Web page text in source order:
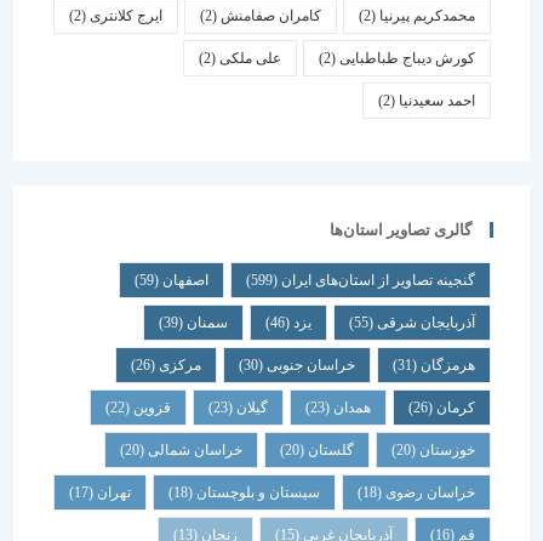
محمدکریم پیرنیا (2) کامران صفامنش(2) ایرج کلانتری (2)
کورش دیباج طباطبایی(2) علی ملکی(2)
احمد سعیدنیا (2)
گالری تصاویر استان‌ها
گنجینه تصاویر از استان‌های ایران(599) اصفهان (59)
آذربایجان شرقی(55) یزد سمنان (39)
هرمزگان(31) خراسان جنوبی(30) مرکزی (26)
همدان گیلان قزوین
خوزستان(20) گلستان (20) خراسان شمالی(20)
خراسان رضوی(18) سیستان و بلوچستان(18) تهران
آذربایجان غربی(15) زنجان